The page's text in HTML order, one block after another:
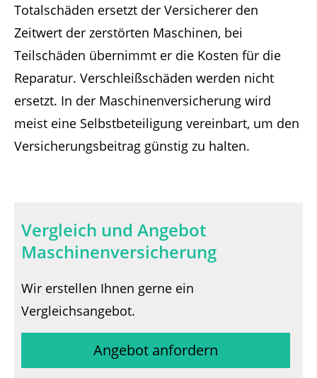
Totalschäden ersetzt der Versicherer den
Zeitwert der zerstörten Maschinen, bei
Teilschäden übernimmt er die Kosten für die
Reparatur. Verschleißschäden werden nicht
ersetzt. In der Maschinenversicherung wird
meist eine Selbstbeteiligung vereinbart, um den
Versicherungsbeitrag günstig zu halten.
Vergleich und Angebot
Maschinenversicherung
Wir erstellen Ihnen gerne ein
Vergleichsangebot.
Angebot anfordern